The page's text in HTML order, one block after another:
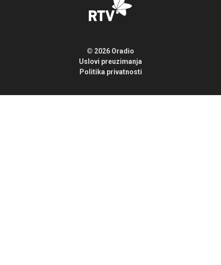
© 2026 Oradio
Uslovi preuzimanja
Politika privatnosti